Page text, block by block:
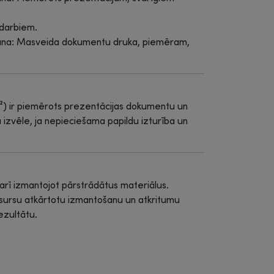
Masveida dokumentu druka, piemēram,
ir piemērots prezentācijas dokumentu un
ja nepieciešama papildu izturība un
izmantojot pārstrādātus materiālus.
atkārtotu izmantošanu un atkritumu